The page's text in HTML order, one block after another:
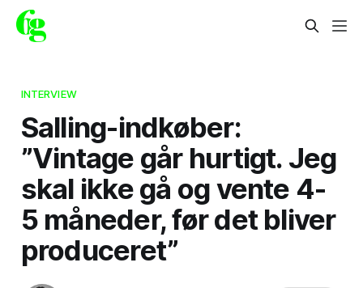
INTERVIEW
Salling-indkøber:
”Vintage går hurtigt. Jeg
skal ikke gå og vente 4-
5 måneder, før det bliver
produceret”